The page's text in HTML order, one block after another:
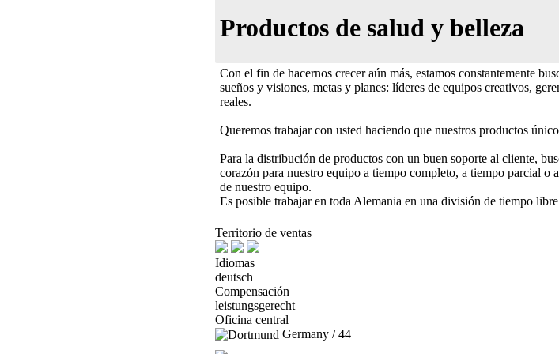
Productos de salud y belleza
Con el fin de hacernos crecer aún más, estamos constantemente
sueños y visiones, metas y planes: líderes de equipos creativos,
reales.
Queremos trabajar con usted haciendo que nuestros productos
Para la distribución de productos con un buen soporte al cliente,
corazón para nuestro equipo a tiempo completo, a tiempo parcial
de nuestro equipo.
Es posible trabajar en toda Alemania en una división de tiempo
Territorio de ventas
Idiomas
deutsch
Compensación
leistungsgerecht
Oficina central
Germany / 44